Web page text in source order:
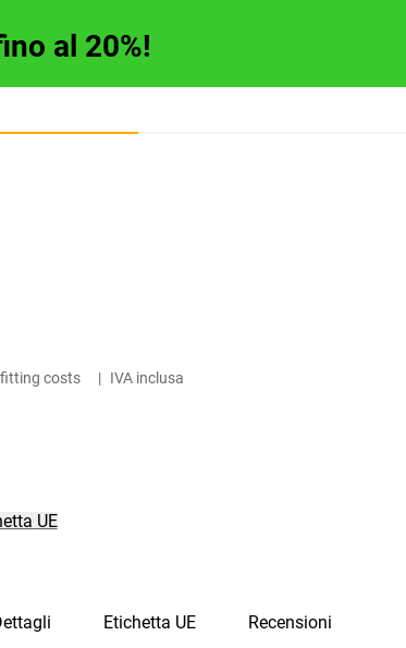
al 20%!
costs | IVA inclusa
UE
Etichetta UE Recensioni